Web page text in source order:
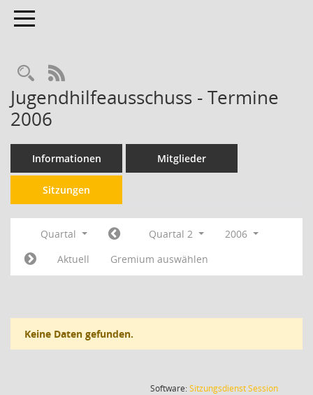
Toggle navigation
RSS-Feed
Jugendhilfeausschuss - Termine
2006
Informationen Mitglieder
Sitzungen
Quartal Quartal 2
2006
Aktuell
Gremium auswählen
Keine Daten gefunden.
Software:SitzungsdienstSession(Wird in